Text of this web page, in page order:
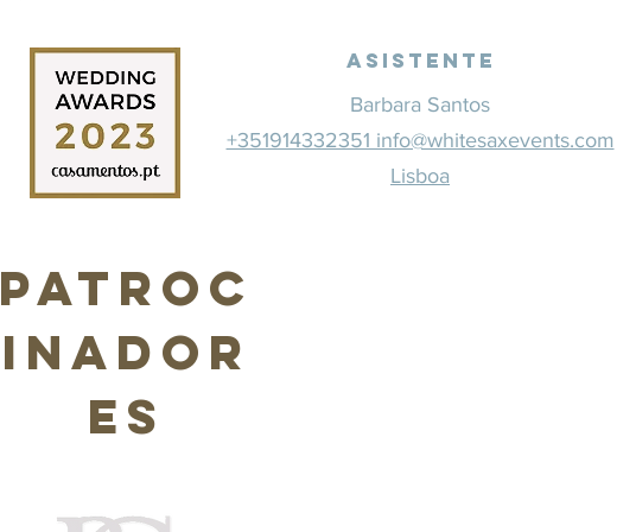
Asistente
Barbara Santos
+351914332351 info@whitesaxevents.com
Lisboa
Patroc
inador
es